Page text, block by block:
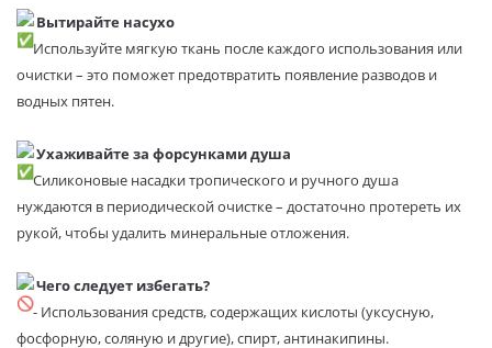
Вытирайте насухо
Используйте мягкую ткань после каждого использования или
очистки – это поможет предотвратить появление разводов и
водных пятен.
Ухаживайте за форсунками душа
Силиконовые насадки тропического и ручного душа
нуждаются в периодической очистке – достаточно протереть их
рукой, чтобы удалить минеральные отложения.
Чего следует избегать?
- Использования средств, содержащих кислоты (уксусную,
фосфорную, соляную и другие), спирт, антинакипины.